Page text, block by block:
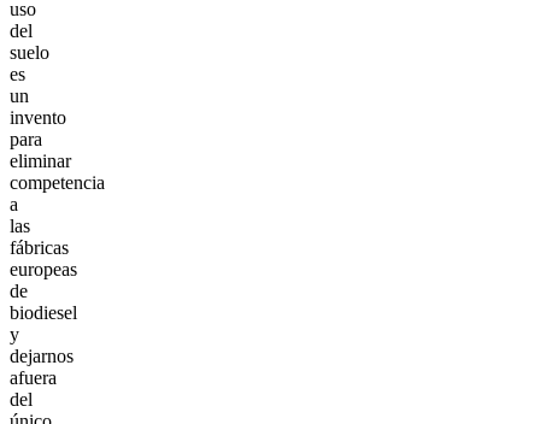
uso
del
suelo
es
un
invento
para
eliminar
competencia
a
las
fábricas
europeas
de
biodiesel
y
dejarnos
afuera
del